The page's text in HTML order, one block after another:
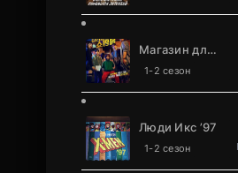
Магазин для киллеров
1-2 сезон
Люди Икс ’97
1-2 сезон